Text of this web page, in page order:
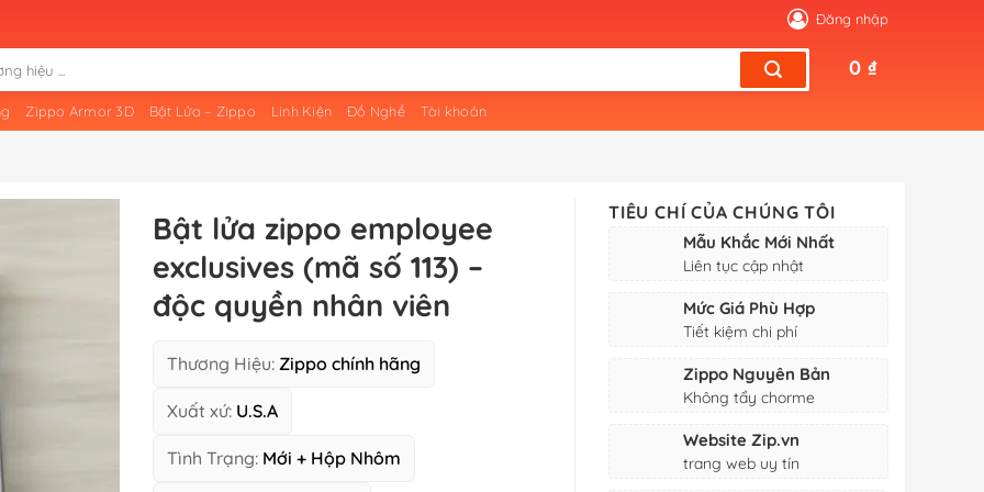
Đăng nhập
Zippo Armor 3D Bật Lửa – Zippo Linh Kiện Đồ Nghề Tài khoản
0 ₫
Bật lửa zippo employee
exclusives (mã số 113) –
độc quyền nhân viên
Thương Hiệu: Zippo chính hãng
Xuất xứ: U.S.A
Tình Trạng: Mới + Hộp Nhôm
TIÊU CHÍ CỦA CHÚNG TÔI
Mẫu Khắc Mới Nhất
Liên tục cập nhật
Mức Giá Phù Hợp
Tiết kiệm chi phí
Zippo Nguyên Bản
Không tẩy chorme
Website Zip.vn
trang web uy tín